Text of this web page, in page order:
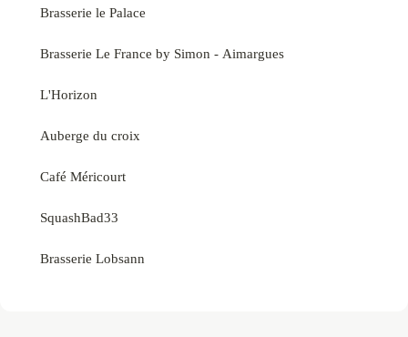
Brasserie le Palace
Brasserie Le France by Simon - Aimargues
L'Horizon
Auberge du croix
Café Méricourt
SquashBad33
Brasserie Lobsann